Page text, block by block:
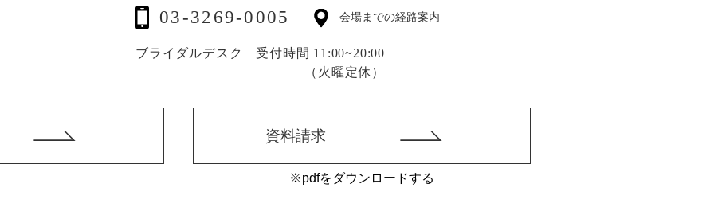
会場までの経路案内
03-3269-0005
ブライダルデスク 受付時間 11:00~20:00
（火曜定休）
資料請求
※pdfをダウンロードする